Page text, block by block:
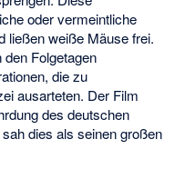
oder vermeintliche
ließen weiße Mäuse frei.
Folgetagen
die zu
ausarteten. Der Film
des deutschen
dies als seinen großen